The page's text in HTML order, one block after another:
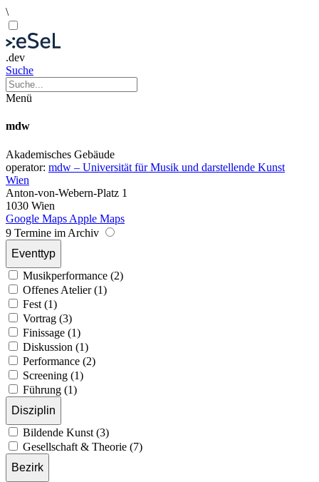
\
.dev
Suche
Menü
mdw
Akademisches Gebäude
operator: mdw – Universität für Musik und darstellende Kunst
Wien
Anton-von-Webern-Platz 1
1030 Wien
Google Maps Apple Maps
9 Termine im Archiv
Eventtyp
Musikperformance (2)
Offenes Atelier (1)
Fest (1)
Vortrag (3)
Finissage (1)
Diskussion (1)
Performance (2)
Screening (1)
Führung (1)
Disziplin
Bildende Kunst (3)
Gesellschaft & Theorie (7)
Bezirk